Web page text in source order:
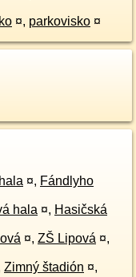
¤, parkovisko ¤
¤, Fándlyho
hala ¤, Hasičská
¤, ZŠ Lipová ¤,
Zimný štadión ¤,